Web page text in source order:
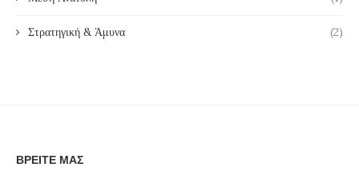
Στρατηγική & Άμυνα (2)
ΒΡΕΊΤΕ ΜΑΣ